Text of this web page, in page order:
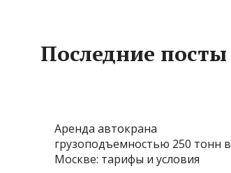
Последние посты
Аренда автокрана
грузоподъемностью 250 тонн в
Москве: тарифы и условия